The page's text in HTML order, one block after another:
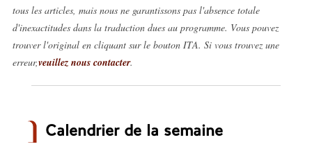
tous les articles, mais nous ne garantissons pas l'absence totale
d'inexactitudes dans la traduction dues au programme. Vous pouvez
trouver l'original en cliquant sur le bouton ITA. Si vous trouvez une
erreur,veuillez nous contacter.
Calendrier de la semaine